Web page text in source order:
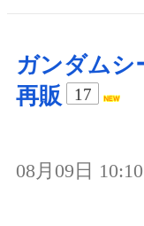
ガンダムシ
再販
17
08月09日 10:10